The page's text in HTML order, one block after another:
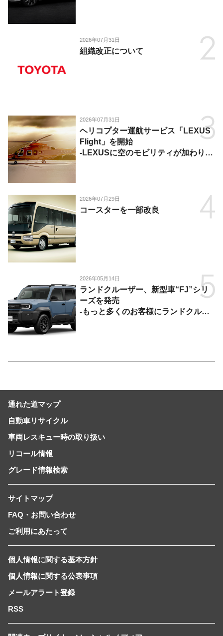
2026年07月31日
組織改正について
2026年07月31日
ヘリコプター運航サービス「LEXUS
Flight」を開始
-LEXUSに空のモビリティが加わり、
2026年07月29日
コースターを一部改良
2026年05月14日
ランドクルーザー、新型車“FJ”シリ
ーズを発売
-もっと多くのお客様にランドクルー
通れた道マップ
自動車リサイクル
車両レスキュー時の取り扱い
リコール情報
グレード情報検索
サイトマップ
FAQ・お問い合わせ
ご利用にあたって
個人情報に関する基本方針
個人情報に関する公表事項
メールアラート登録
RSS